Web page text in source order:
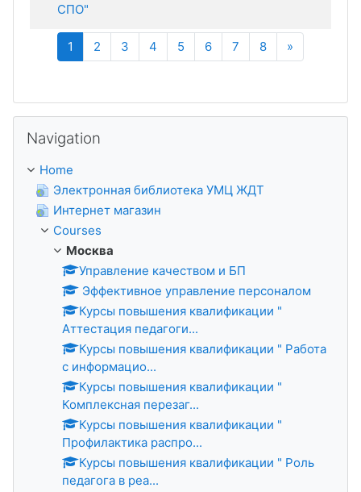
СПО"
1 (current)
2 3 4 5 6 7 8 »
Navigation
Home
Электронная библиотека УМЦ ЖДТ
Интернет магазин
Courses
Москва
Управление качеством и БП
Эффективное управление персоналом
Курсы повышения квалификации "
Аттестация педагоги...
Курсы повышения квалификации " Работа
с информацио...
Курсы повышения квалификации "
Комплексная перезаг...
Курсы повышения квалификации "
Профилактика распро...
Курсы повышения квалификации " Роль
педагога в реа...